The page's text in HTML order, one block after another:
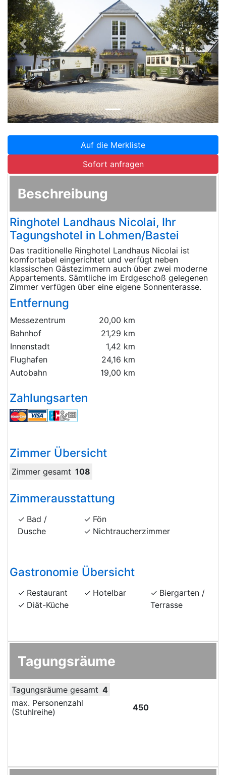
Zurück
Auf die Merkliste
Sofort anfragen
Beschreibung
Ringhotel Landhaus Nicolai, Ihr
Tagungshotel in Lohmen/Bastei
Das traditionelle Ringhotel Landhaus Nicolai ist
komfortabel eingerichtet und verfügt neben
klassischen Gästezimmern auch über zwei moderne
Appartements. Sämtliche im Erdgeschoß gelegenen
Zimmer verfügen über eine eigene Sonnenterasse.
Entfernung
Messezentrum
20,00 km
Bahnhof
21,29 km
Innenstadt
1,42 km
Flughafen
24,16 km
Autobahn
19,00 km
Zahlungsarten
Zimmer Übersicht
Zimmer gesamt 108
Zimmerausstattung
Bad /
Dusche
Fön
Nichtraucherzimmer
Gastronomie Übersicht
Restaurant
Diät-Küche
Hotelbar
Biergarten /
Terrasse
Tagungsräume
Tagungsräume gesamt 4
max. Personenzahl
(Stuhlreihe)
450